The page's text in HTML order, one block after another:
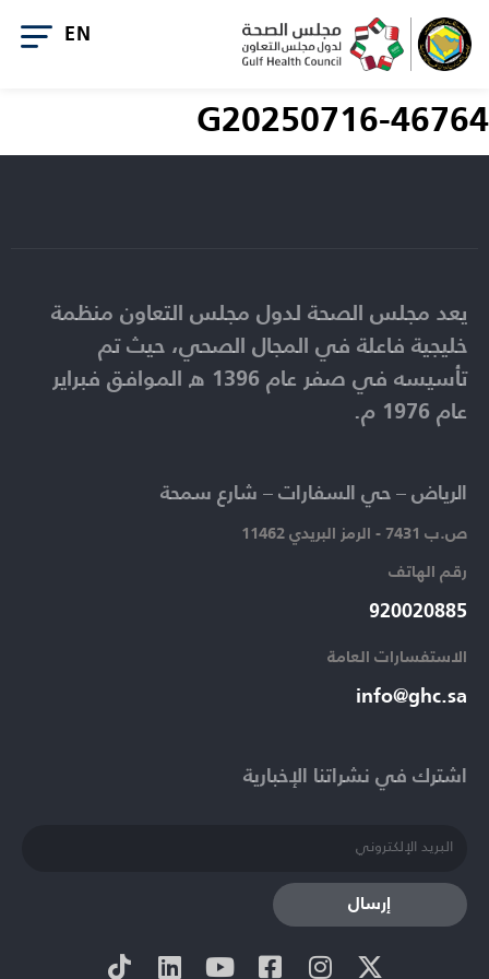
G20250716-46764
اشترك في نشراتنا الإخبارية​
إرسال
الرياض – حي السفارات – شارع سمحة​
ص.ب 7431 - الرمز البريدي 11462
رقم الهاتف​
920020885​
الاستفسارات العامة ​
info@ghc.sa​
يعد مجلس الصحة لدول مجلس التعاون منظمة
خليجية فاعلة في المجال الصحي، حيث تم
تأسيسه في صفر عام 1396 ه الموافق فبراير
عام 1976 م.